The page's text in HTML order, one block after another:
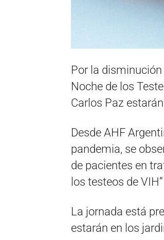
Por la
Noche de los
Carlos Paz
Desde AHF
pandemia, se
de pacientes en
los testeos de
La jornada está
estarán en los